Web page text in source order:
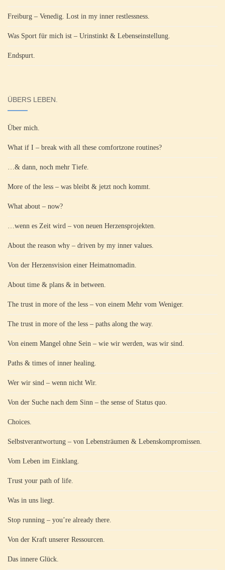
Freiburg – Venedig. Lost in my inner restlessness.
Was Sport für mich ist – Urinstinkt & Lebenseinstellung.
Endspurt.
ÜBERS LEBEN.
Über mich.
What if I – break with all these comfortzone routines?
…& dann, noch mehr Tiefe.
More of the less – was bleibt & jetzt noch kommt.
What about – now?
…wenn es Zeit wird – von neuen Herzensprojekten.
About the reason why – driven by my inner values.
Von der Herzensvision einer Heimatnomadin.
About time & plans & in between.
The trust in more of the less – von einem Mehr vom Weniger.
The trust in more of the less – paths along the way.
Von einem Mangel ohne Sein – wie wir werden, was wir sind.
Paths & times of inner healing.
Wer wir sind – wenn nicht Wir.
Von der Suche nach dem Sinn – the sense of Status quo.
Choices.
Selbstverantwortung – von Lebensträumen & Lebenskompromissen.
Vom Leben im Einklang.
Trust your path of life.
Was in uns liegt.
Stop running – you’re already there.
Von der Kraft unserer Ressourcen.
Das innere Glück.